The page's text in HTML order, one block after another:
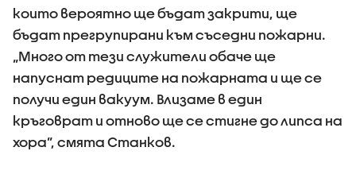
които вероятно ще бъдат закрити, ще
бъдат прегрупирани към съседни пожарни.
„Много от тези служители обаче ще
напуснат редиците на пожарната и ще се
получи един вакуум. Влизаме в един
кръговрат и отново ще се стигне до липса на
хора”, смята Станков.